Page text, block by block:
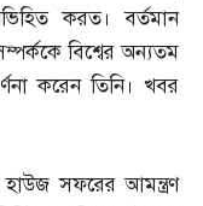
করত। বর্তমান
বিশ্বের অন্যতম
করেন তিনি। খবর
হাউজ সফরের আমন্ত্রণ